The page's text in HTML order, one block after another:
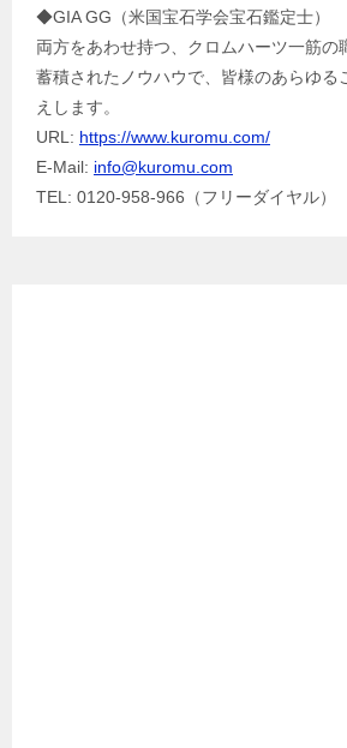
◆GIA GG（米国宝石学会宝石鑑定士）
両方をあわせ持つ、クロムハーツ一筋の
蓄積されたノウハウで、皆様のあらゆる
えします。
URL: https://www.kuromu.com/
E-Mail: info@kuromu.com
TEL: 0120-958-966（フリーダイヤル）